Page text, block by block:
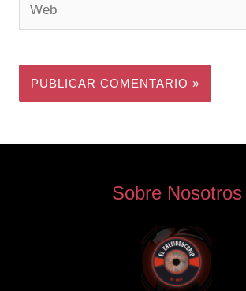
Sobre Nosotros